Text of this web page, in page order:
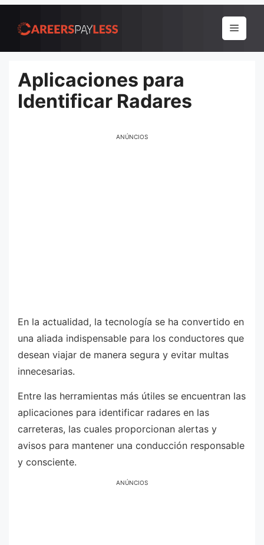
para
conteúdo
Menu
Aplicaciones para
Identificar Radares
ANÚNCIOS
En la actualidad, la tecnología se ha convertido en
una aliada indispensable para los conductores que
desean viajar de manera segura y evitar multas
innecesarias.
Entre las herramientas más útiles se encuentran las
aplicaciones para identificar radares en las
carreteras, las cuales proporcionan alertas y
avisos para mantener una conducción responsable
y consciente.
ANÚNCIOS